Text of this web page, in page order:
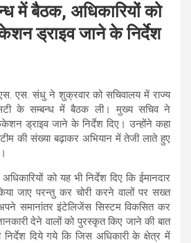
में बैठक, अधिकारियों को
ड्राइव जाने के निर्देश
एस. संधु ने शुक्रवार को सचिवालय में राज्य
के सम्बन्ध में बैठक ली। मुख्य सचिव ने
ड्राइव जाने के निर्देश दिए। उन्होंने कहा
की संख्या बढ़ाकर अभियान में तेजी लाते हुए
को यह भी निर्देश दिए कि ईमानदार
जाए परन्तु कर चोरी करने वालों पर सख्त
अपने समानांतर इंटेलिजेंस सिस्टम विकसित कर
देने वालों को पुरस्कृत किए जाने की बात
दिये गये कि जिस अधिकारी के क्षेत्र में